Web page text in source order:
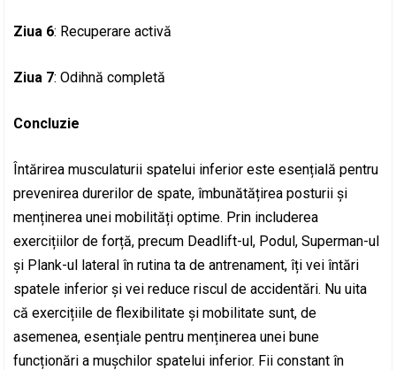
Ziua 6: Recuperare activă
Ziua 7: Odihnă completă
Concluzie
Întărirea musculaturii spatelui inferior este esențială pentru
prevenirea durerilor de spate, îmbunătățirea posturii și
menținerea unei mobilități optime. Prin includerea
exercițiilor de forță, precum Deadlift-ul, Podul, Superman-ul
și Plank-ul lateral în rutina ta de antrenament, îți vei întări
spatele inferior și vei reduce riscul de accidentări. Nu uita
că exercițiile de flexibilitate și mobilitate sunt, de
asemenea, esențiale pentru menținerea unei bune
funcționări a mușchilor spatelui inferior. Fii constant în